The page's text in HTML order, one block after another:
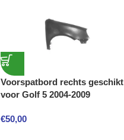
Voorspatbord rechts geschikt
voor Golf 5 2004-2009
€50,00